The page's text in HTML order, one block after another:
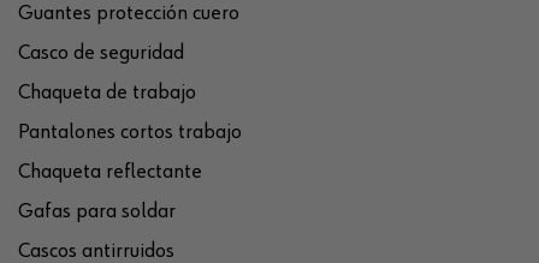
Guantes protección cuero
Casco de seguridad
Chaqueta de trabajo
Pantalones cortos trabajo
Chaqueta reflectante
Gafas para soldar
Cascos antirruidos